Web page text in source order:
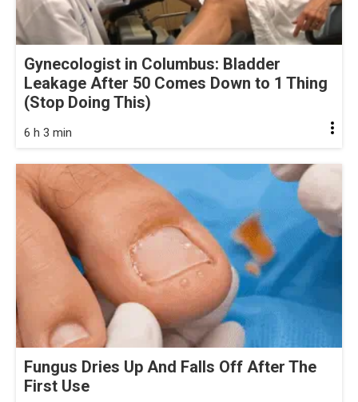
Gynecologist in Columbus: Bladder
Leakage After 50 Comes Down to 1 Thing
(Stop Doing This)
6 h 3 min
Fungus Dries Up And Falls Off After The
First Use